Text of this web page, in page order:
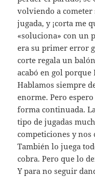
volviendo a cometer
jugada, y ¡corta me
«soluciona» con un
era su primer error
corte regala un
acabó en gol
Hablamos siempre
enorme. Pero
forma continuada.
tipo de jugadas
competiciones y nos
También lo juega
cobra. Pero que lo
Y para no seguir